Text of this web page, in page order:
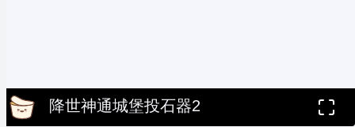
降世神通城堡投石器2